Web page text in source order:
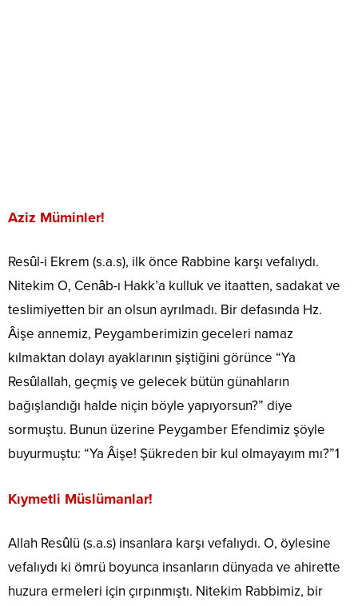
Aziz Müminler!
Resûl-i Ekrem (s.a.s), ilk önce Rabbine karşı vefalıydı.
Nitekim O, Cenâb-ı Hakk’a kulluk ve itaatten, sadakat ve
teslimiyetten bir an olsun ayrılmadı. Bir defasında Hz.
Âişe annemiz, Peygamberimizin geceleri namaz
kılmaktan dolayı ayaklarının şiştiğini görünce “Ya
Resûlallah, geçmiş ve gelecek bütün günahların
bağışlandığı halde niçin böyle yapıyorsun?” diye
sormuştu. Bunun üzerine Peygamber Efendimiz şöyle
buyurmuştu: “Ya Âişe! Şükreden bir kul olmayayım mı?”1
Kıymetli Müslümanlar!
Allah Resûlü (s.a.s) insanlara karşı vefalıydı. O, öylesine
vefalıydı ki ömrü boyunca insanların dünyada ve ahirette
huzura ermeleri için çırpınmıştı. Nitekim Rabbimiz, bir